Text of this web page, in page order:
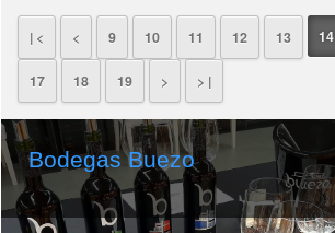
| < < 9 10 11 12 13 14
17 18 19 > > |
Bodegas Buezo